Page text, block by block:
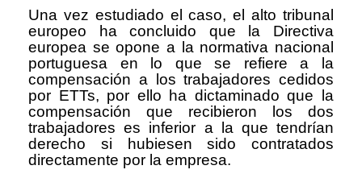
Una vez estudiado el caso, el alto tribunal
europeo ha concluido que la Directiva
europea se opone a la normativa nacional
portuguesa en lo que se refiere a la
compensación a los trabajadores cedidos
por ETTs, por ello ha dictaminado que la
compensación que recibieron los dos
trabajadores es inferior a la que tendrían
derecho si hubiesen sido contratados
directamente por la empresa.